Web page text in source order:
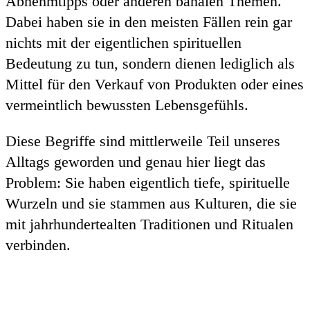
Dabei haben sie in den meisten Fällen rein gar
nichts mit der eigentlichen spirituellen
Bedeutung zu tun, sondern dienen lediglich als
Mittel für den Verkauf von Produkten oder eines
vermeintlich bewussten Lebensgefühls.
Diese Begriffe sind mittlerweile Teil unseres
Alltags geworden und genau hier liegt das
Problem: Sie haben eigentlich tiefe, spirituelle
Wurzeln und sie stammen aus Kulturen, die sie
mit jahrhundertealten Traditionen und Ritualen
verbinden.